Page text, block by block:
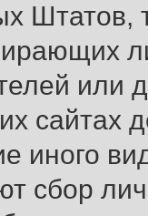
Штатов,
или
сайтах
иного
сбор